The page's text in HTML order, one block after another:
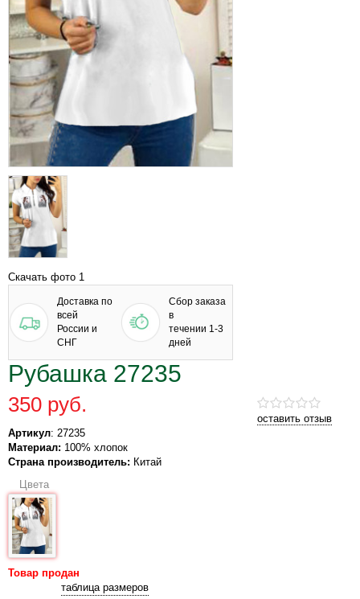
Скачать фото 1
Доставка по
всей
России и
СНГ
Сбор заказа
в
течении 1-3
дней
Рубашка 27235
оставить отзыв
350 руб.
Артикул: 27235
Материал: 100% хлопок
Страна производитель: Китай
Цвета
Товар продан
таблица размеров